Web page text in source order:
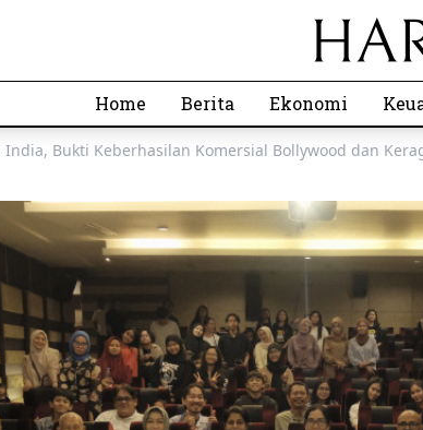
Home Berita Ekonomi
India, Bukti Keberhasilan Komersial Bollywood dan